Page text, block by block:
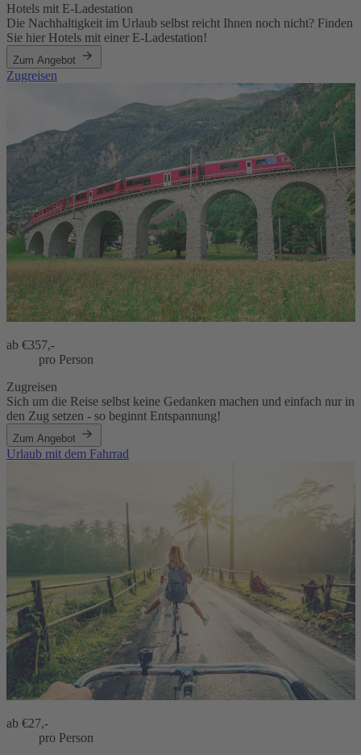
Hotels mit E-Ladestation
Die Nachhaltigkeit im Urlaub selbst reicht Ihnen noch nicht? Finden
Sie hier Hotels mit einer E-Ladestation!
Zum Angebot
Zugreisen
ab €357,-
pro Person
Zugreisen
Sich um die Reise selbst keine Gedanken machen und einfach nur in
den Zug setzen - so beginnt Entspannung!
Zum Angebot
Urlaub mit dem Fahrrad
ab €27,-
pro Person